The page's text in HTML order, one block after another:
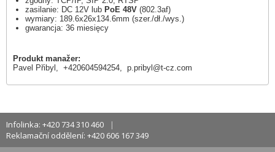
zasilanie: DC 12V lub PoE 48V (802.3af)
wymiary: 189.6x26x134.6mm (szer./dł./wys.)
gwarancja: 36 miesięcy
Produkt manažer:
Pavel Přibyl, +420604594254, p.pribyl@t-cz.com
Infolinka: +420 734 310 460
Reklamační oddělení: +420 606 167 349